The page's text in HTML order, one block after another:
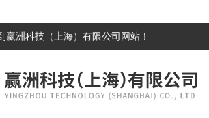
赢洲科技（上海）有限公司 网站！